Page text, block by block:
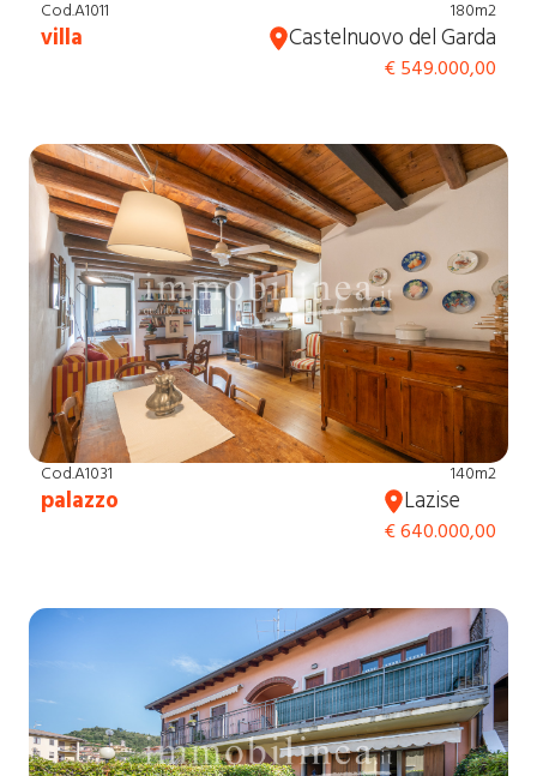
Cod.A1011
villa
180m2
Castelnuovo del Garda
€ 549.000,00
Cod.A1031
palazzo
140m2
Lazise
€ 640.000,00